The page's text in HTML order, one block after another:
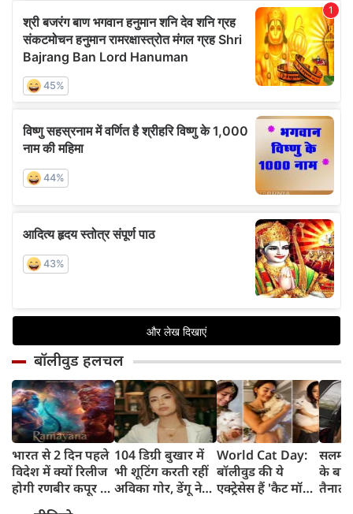
बॉलीवुड हलचल
भारत से 2 दिन पहले
विदेश में क्यों रिलीज
होगी रणबीर कपूर की
104 डिग्री बुखार में
भी शूटिंग करती रहीं
अविका गोर, डेंगू ने
World Cat Day:
बॉलीवुड की ये
एक्ट्रेसेस हैं 'कैट मॉम',
के
तैनात